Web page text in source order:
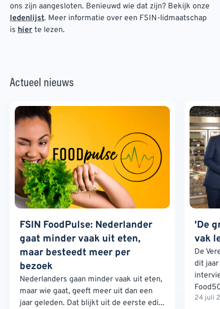
ons zijn aangesloten. Benieuwd wie dat zijn? Bekijk onze
ledenlijst. Meer informatie over een FSIN-lidmaatschap
is hier te lezen.
Actueel nieuws
FSIN FoodPulse: Nederlander
gaat minder vaak uit eten,
maar besteedt meer per
bezoek
Nederlanders gaan minder vaak uit eten,
maar wie gaat, geeft meer uit dan een
jaar geleden. Dat blijkt uit de eerste edi...
'De
vak
De
dit
24 juli